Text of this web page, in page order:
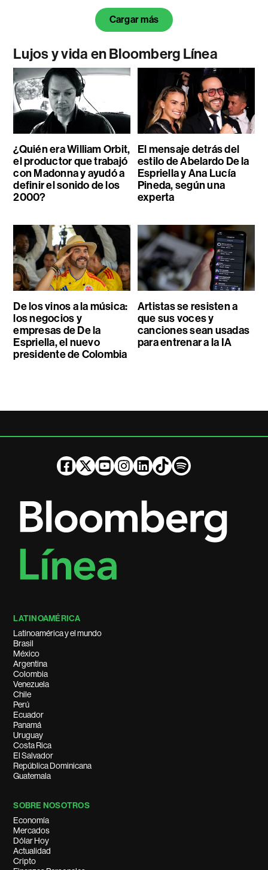
Cargar más
Lujos y vida en Bloomberg Línea
¿Quién era William Orbit,
el productor que trabajó
con Madonna y ayudó a
definir el sonido de los
2000?
El mensaje detrás del
estilo de Abelardo De la
Espriella y Ana Lucía
Pineda, según una
experta
De los vinos a la música:
los negocios y
empresas de De la
Espriella, el nuevo
presidente de Colombia
Artistas se resisten a
que sus voces y
canciones sean usadas
para entrenar a la IA
LATINOAMÉRICA
Latinoamérica y el mundo
Brasil
México
Argentina
Colombia
Venezuela
Chile
Perú
Ecuador
Panamá
Uruguay
Costa Rica
El Salvador
República Dominicana
Guatemala
SOBRE NOSOTROS
Economía
Mercados
Dólar Hoy
Actualidad
Cripto